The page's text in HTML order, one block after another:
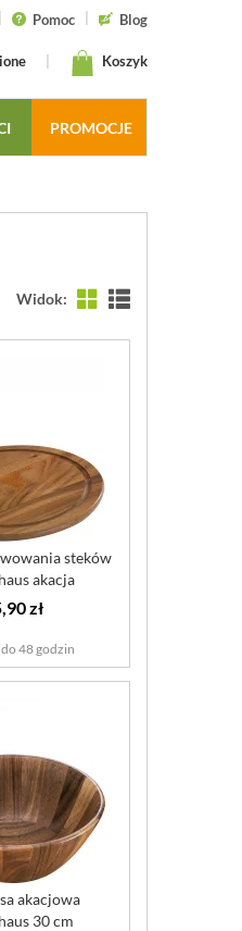
Pomoc Blog
Koszyk
PROMOCJE
Widok:
steków
akacja
zł
do 48 godzin
akacjowa
30 cm